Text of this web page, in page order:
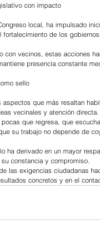
con impacto
local, ha impulsado
fortalecimiento de los
con vecinos, estas acciones
presencia constante
sello
aspectos que más resaltan
vecinales y atención directa.
pocas que regresa, que
su trabajo no depende de
ha derivado en un mayor
su constancia y compromiso.
las exigencias ciudadanas
concretos y en el